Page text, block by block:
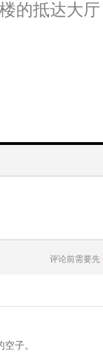
的抵达大
评论前需要先
子。